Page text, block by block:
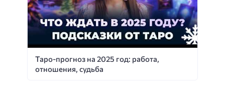
Таро-прогноз на 2025 год: работа,
отношения, судьба